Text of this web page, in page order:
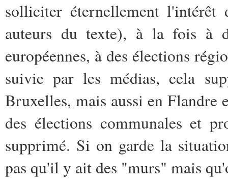
solliciter éternellement l'intérêt
auteurs du texte), à la fois à
européennes, à des élections
suivie par les médias, cela
Bruxelles, mais aussi en Flandre
des élections communales et
supprimé. Si on garde la
pas qu'il y ait des "murs" mais